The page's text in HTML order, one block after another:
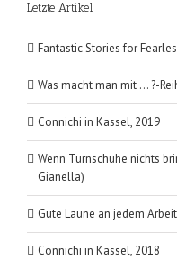
Letzte Artikel
Fantastic Stories for
Was macht man mit … ?-
Connichi in Kassel, 2019
Wenn Turnschuhe nichts
Gianella)
Gute Laune an jedem
Connichi in Kassel, 2018